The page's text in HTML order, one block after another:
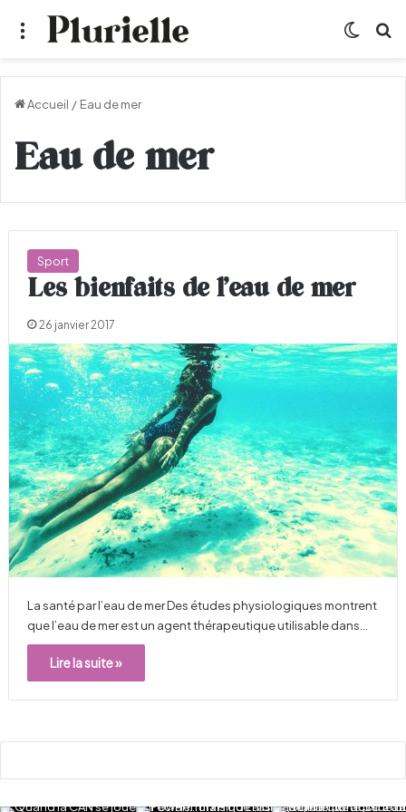
Menu
Accueil / Eau de mer
Eau de mer
Sport
Les bienfaits de l’eau de mer
26 janvier 2017
La santé par l’eau de mer Des études physiologiques montrent
que l’eau de mer est un agent thérapeutique utilisable dans…
Lire la suite »